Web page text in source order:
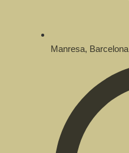
Manresa, Barcelona